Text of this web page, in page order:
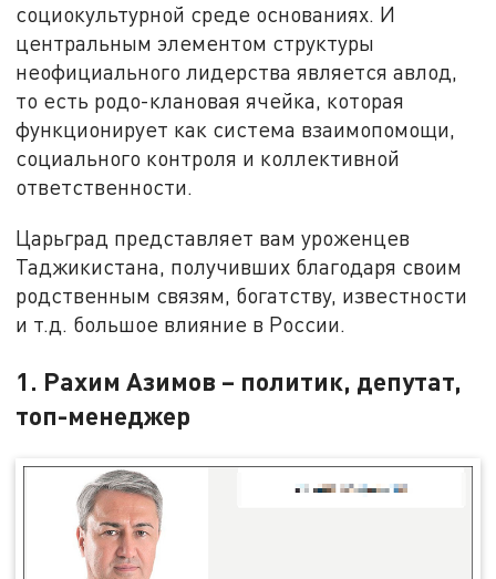
социокультурной среде основаниях. И
центральным элементом структуры
неофициального лидерства является авлод,
то есть родо-клановая ячейка, которая
функционирует как система взаимопомощи,
социального контроля и коллективной
ответственности.
Царьград представляет вам уроженцев
Таджикистана, получивших благодаря своим
родственным связям, богатству, известности
и т.д. большое влияние в России.
1. Рахим Азимов – политик, депутат,
топ-менеджер